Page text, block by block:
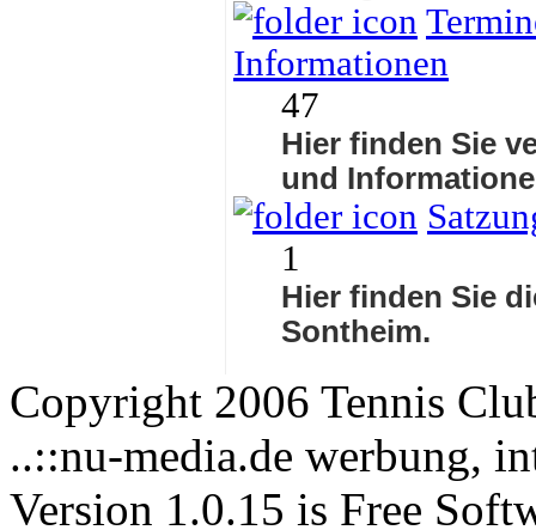
Informationen
47
Hier finden Sie
und
1
Hier finden Sie
Sontheim.
Copyright 2006 Tennis
..::nu-media.de werbung,
Version 1.0.15 is Free